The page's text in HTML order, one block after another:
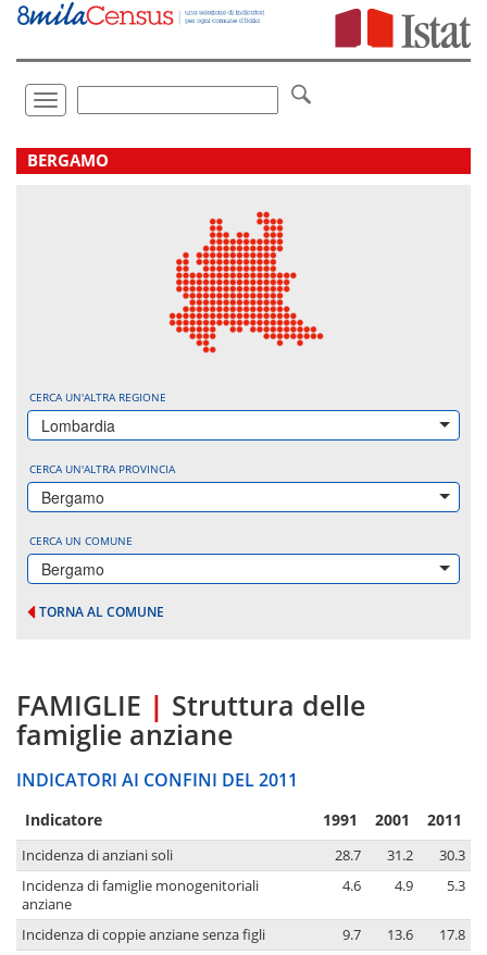
Vai
direttamente
Toggle
navigation
.
BERGAMO
CERCA UN'ALTRA REGIONE
Lombardia
CERCA UN'ALTRA PROVINCIA
Bergamo
CERCA UN COMUNE
Bergamo
TORNA AL COMUNE
FAMIGLIE | Struttura delle
famiglie anziane
INDICATORI AI CONFINI DEL 2011
Indicatore 1991 2001 2011
Incidenza di anziani soli 28.7 31.2
30.3
Incidenza di famiglie monogenitoriali
anziane
4.6 4.9 5.3
Incidenza di coppie anziane senza figli 9.7 13.6
17.8